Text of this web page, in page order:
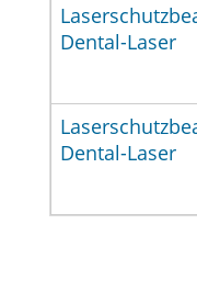
Dental-Laser
Dental-Laser